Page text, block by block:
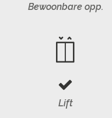
Bewoonbare opp.
Lift